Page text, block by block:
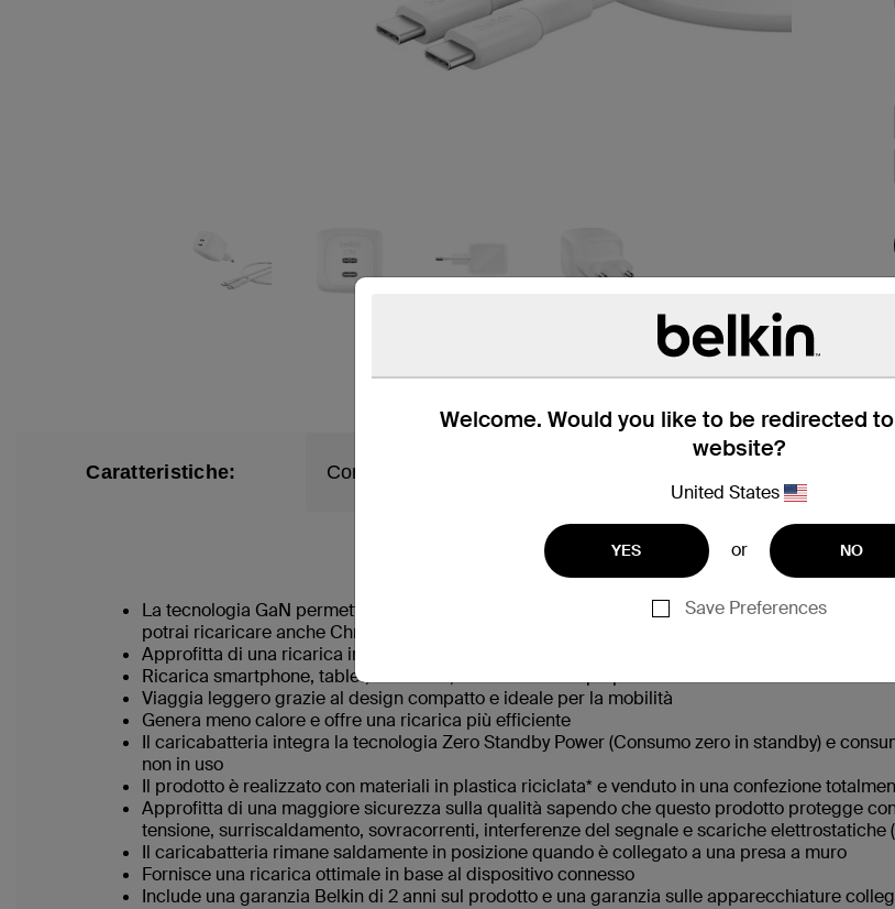
Welcome. Would you like to be redirected
website?
United States
YES or NO
Save Preferences
Caratteristiche: Contenuto della confezione
La tecnologia GaN permette di ricaricare rapidamente un iPhone 16 Pro dallo 0 al 50% in
potrai ricaricare anche Chromebook, iPad Air 13 e MacBook Air 13
Approfitta di una ricarica in mobilità con due porte USB-C
Ricarica smartphone, tablet, auricolari, smartwatch e laptop
Viaggia leggero grazie al design compatto e ideale per la mobilità
Genera meno calore e offre una ricarica più efficiente
Il caricabatteria integra la tecnologia Zero Standby Power (Consumo zero in standby) e
non in uso
Il prodotto è realizzato con materiali in plastica riciclata* e venduto in una confezione
Approfitta di una maggiore sicurezza sulla qualità sapendo che questo prodotto protegge
tensione, surriscaldamento, sovracorrenti, interferenze del segnale e scariche elettrostatiche
Il caricabatteria rimane saldamente in posizione quando è collegato a una presa a muro
Fornisce una ricarica ottimale in base al dispositivo connesso
Include una garanzia Belkin di 2 anni sul prodotto e una garanzia sulle apparecchiature